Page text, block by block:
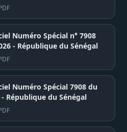
Numéro Spécial n° 7908
- République du Sénégal
Numéro Spécial 7908 du
15 mai 2026 - République du Sénégal